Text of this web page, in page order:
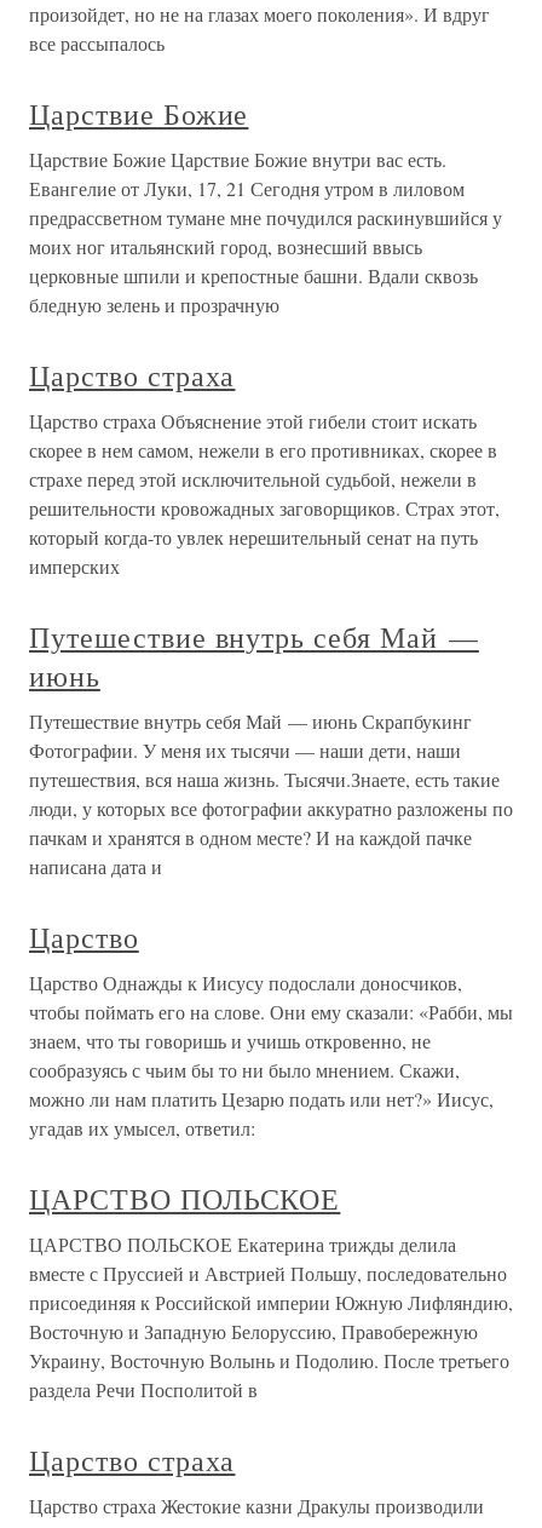
произойдет, но не на глазах моего поколения». И вдруг
все рассыпалось
Царствие Божие
Царствие Божие Царствие Божие внутри вас есть.
Евангелие от Луки, 17, 21 Сегодня утром в лиловом
предрассветном тумане мне почудился раскинувшийся у
моих ног итальянский город, вознесший ввысь
церковные шпили и крепостные башни. Вдали сквозь
бледную зелень и прозрачную
Царство страха
Царство страха Объяснение этой гибели стоит искать
скорее в нем самом, нежели в его противниках, скорее в
страхе перед этой исключительной судьбой, нежели в
решительности кровожадных заговорщиков. Страх этот,
который когда-то увлек нерешительный сенат на путь
имперских
Путешествие внутрь себя Май —
июнь
Путешествие внутрь себя Май — июнь Скрапбукинг
Фотографии. У меня их тысячи — наши дети, наши
путешествия, вся наша жизнь. Тысячи.Знаете, есть такие
люди, у которых все фотографии аккуратно разложены по
пачкам и хранятся в одном месте? И на каждой пачке
написана дата и
Царство
Царство Однажды к Иисусу подослали доносчиков,
чтобы поймать его на слове. Они ему сказали: «Рабби, мы
знаем, что ты говоришь и учишь откровенно, не
сообразуясь с чьим бы то ни было мнением. Скажи,
можно ли нам платить Цезарю подать или нет?» Иисус,
угадав их умысел, ответил:
ЦАРСТВО ПОЛЬСКОЕ
ЦАРСТВО ПОЛЬСКОЕ Екатерина трижды делила
вместе с Пруссией и Австрией Польшу, последовательно
присоединяя к Российской империи Южную Лифляндию,
Восточную и Западную Белоруссию, Правобережную
Украину, Восточную Волынь и Подолию. После третьего
раздела Речи Посполитой в
Царство страха
Царство страха Жестокие казни Дракулы производили